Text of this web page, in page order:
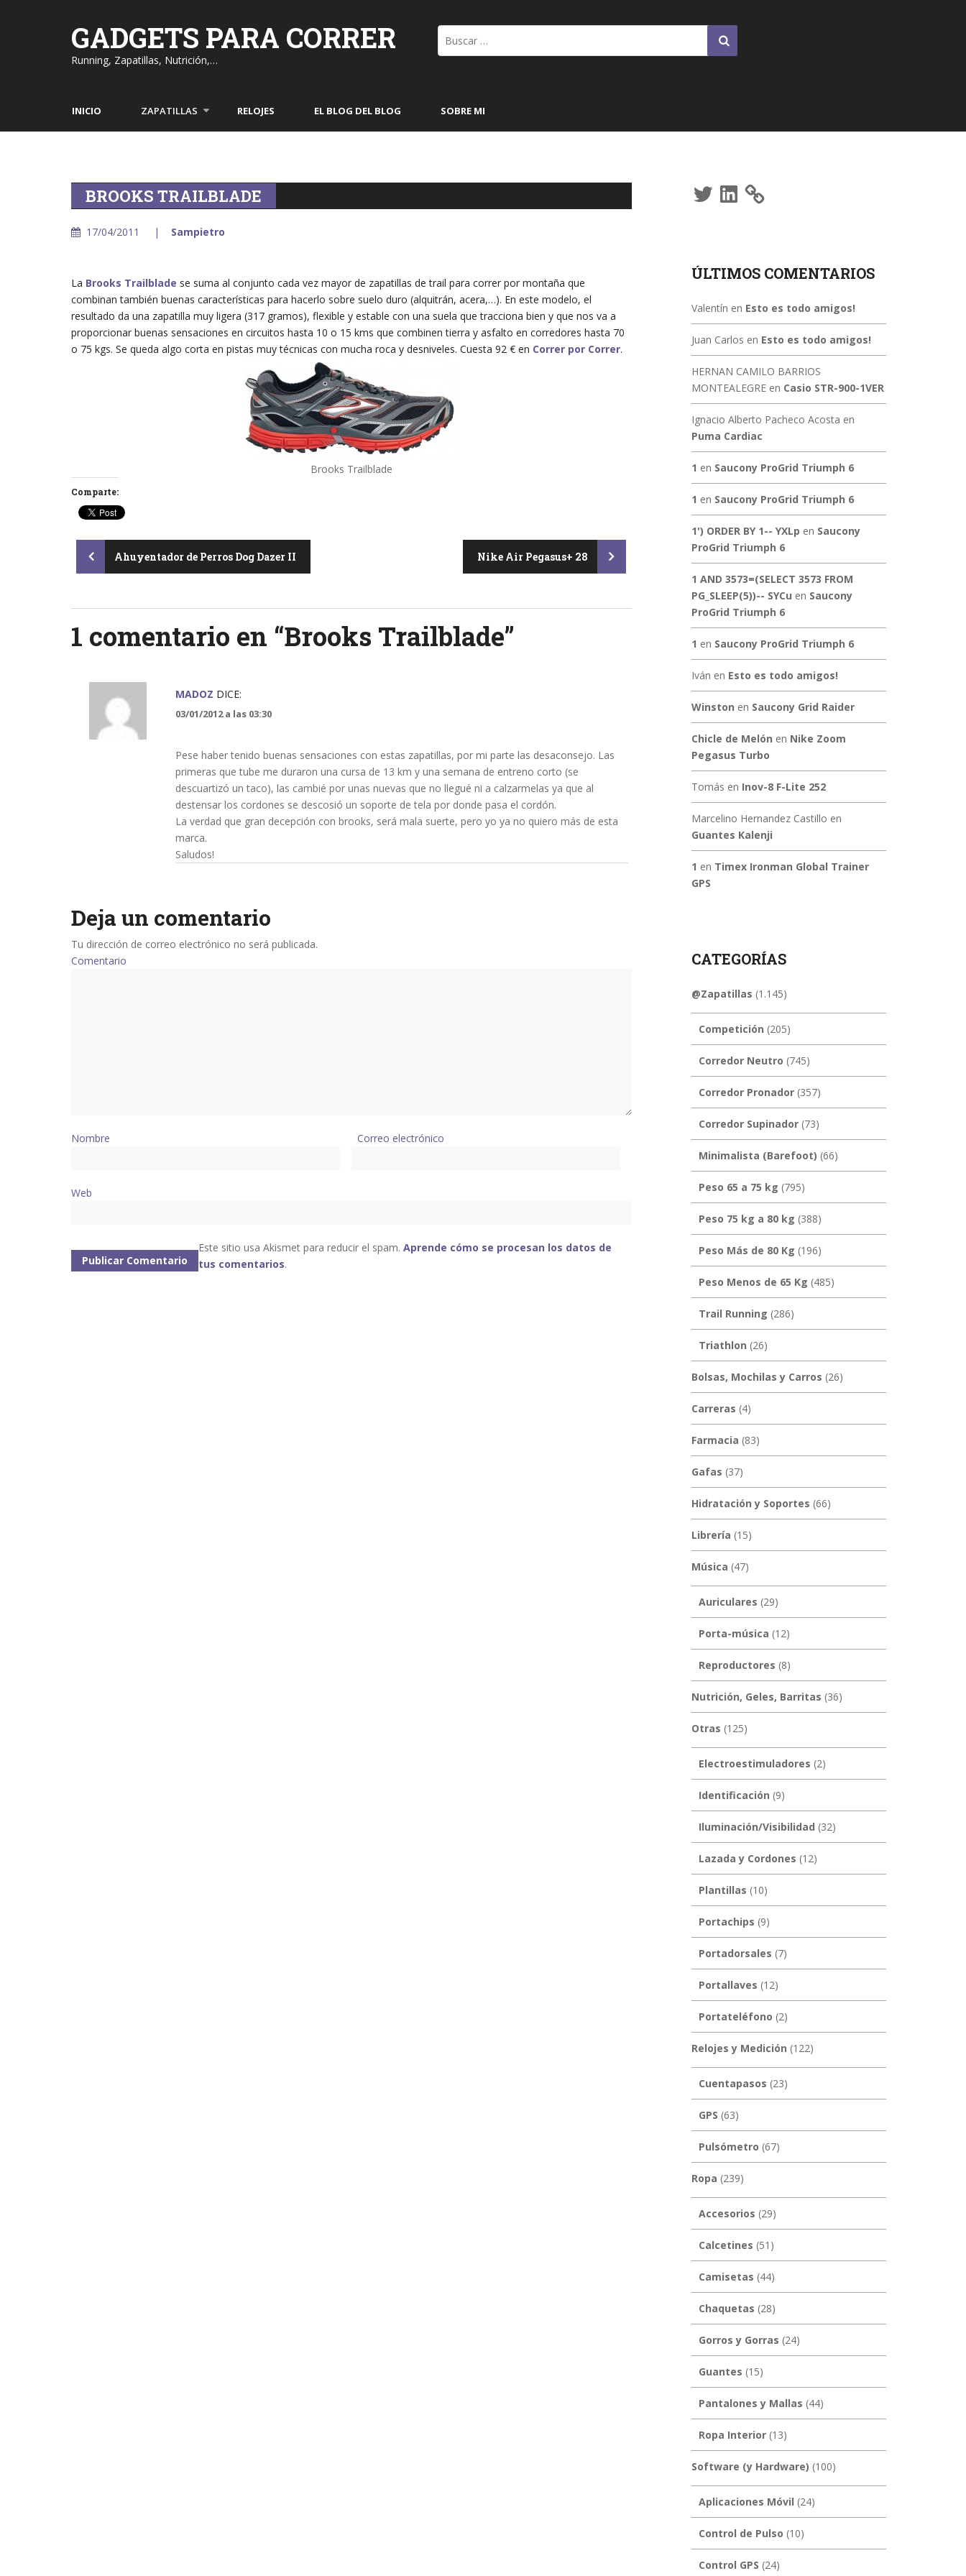
GADGETS PARA CORRER
Running, Zapatillas, Nutrición,…
INICIO ZAPATILLAS RELOJES EL BLOG DEL BLOG SOBRE MI
BROOKS TRAILBLADE
17/04/2011 Sampietro
La Brooks Trailblade se suma al conjunto cada vez mayor de zapatillas de trail para correr por montaña que
combinan también buenas características para hacerlo sobre suelo duro (alquitrán, acera,…). En este modelo, el
resultado da una zapatilla muy ligera (317 gramos), flexible y estable con una suela que tracciona bien y que nos va a
proporcionar buenas sensaciones en circuitos hasta 10 o 15 kms que combinen tierra y asfalto en corredores hasta 70
o 75 kgs. Se queda algo corta en pistas muy técnicas con mucha roca y desniveles. Cuesta 92 € en Correr por Correr.
Brooks Trailblade
Comparte:
Post
navigation
Ahuyentador de Perros Dog Dazer II Nike Air Pegasus+ 28
1 comentario en “Brooks Trailblade”
MADOZ DICE:
03/01/2012 a las 03:30
Pese haber tenido buenas sensaciones con estas zapatillas, por mi parte las desaconsejo. Las
primeras que tube me duraron una cursa de 13 km y una semana de entreno corto (se
descuartizó un taco), las cambié por unas nuevas que no llegué ni a calzarmelas ya que al
destensar los cordones se descosió un soporte de tela por donde pasa el cordón.
La verdad que gran decepción con brooks, será mala suerte, pero yo ya no quiero más de esta
marca.
Saludos!
Deja un comentario
Tu dirección de correo electrónico no será publicada.
Comentario
Nombre Correo electrónico
Web
Este sitio usa Akismet para reducir el spam. Aprende cómo se procesan los datos de
tus comentarios.
TwitterLinkedIn
ÚLTIMOS COMENTARIOS
Valentín en Esto es todo amigos!
Juan Carlos en Esto es todo amigos!
HERNAN CAMILO BARRIOS
MONTEALEGREen Casio STR-900-1VER
Ignacio Alberto Pacheco Acosta en
Puma Cardiac
1 en Saucony ProGrid Triumph 6
1 en Saucony ProGrid Triumph 6
1') ORDER BY 1-- YXLp en Saucony
ProGrid Triumph 6
1 AND 3573=(SELECT 3573 FROM
PG_SLEEP(5))-- SYCu en Saucony
ProGrid Triumph 6
1 en Saucony ProGrid Triumph 6
Iván en Esto es todo amigos!
Winston en Saucony Grid Raider
Chicle de Melón en Nike Zoom
Pegasus Turbo
Tomás en Inov-8 F-Lite 252
Marcelino Hernandez Castillo en
Guantes Kalenji
1 en Timex Ironman Global Trainer
GPS
CATEGORÍAS
@Zapatillas (1.145)
Competición (205)
Corredor Neutro (745)
Corredor Pronador(357)
Corredor Supinador(73)
Minimalista (Barefoot) (66)
Peso 65 a 75 kg (795)
Peso 75 kg a 80 kg (388)
Peso Más de 80 Kg (196)
Peso Menos de 65 Kg (485)
Trail Running (286)
Triathlon (26)
Bolsas, Mochilas y Carros (26)
Carreras (4)
Farmacia (83)
Gafas (37)
Hidratación y Soportes (66)
Librería (15)
Música (47)
Auriculares (29)
Porta-música (12)
Reproductores (8)
Nutrición, Geles, Barritas (36)
Otras (125)
Electroestimuladores (2)
Identificación (9)
Iluminación/Visibilidad (32)
Lazada y Cordones (12)
Plantillas (10)
Portachips (9)
Portadorsales (7)
Portallaves (12)
Portateléfono (2)
Relojes y Medición (122)
Cuentapasos (23)
GPS (63)
Pulsómetro (67)
Ropa (239)
Accesorios (29)
Calcetines (51)
Camisetas (44)
Chaquetas (28)
Gorros y Gorras (24)
Guantes (15)
Pantalones y Mallas (44)
Ropa Interior(13)
Software (y Hardware) (100)
Aplicaciones Móvil (24)
Control de Pulso (10)
Control GPS (24)